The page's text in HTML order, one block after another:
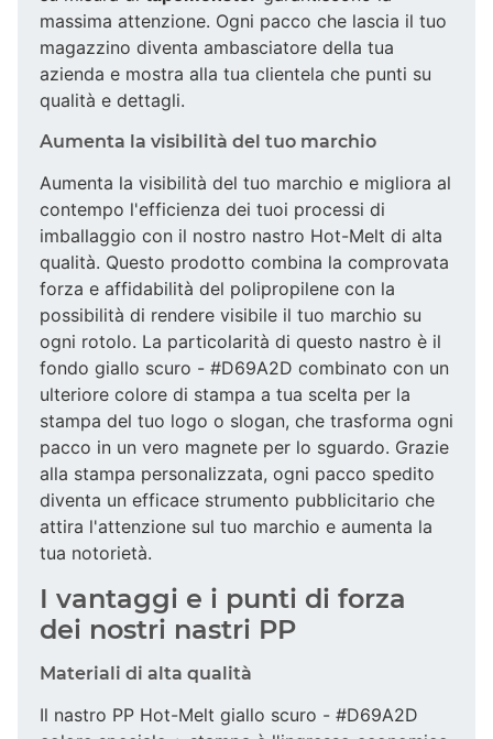
massima attenzione. Ogni pacco che lascia il tuo
magazzino diventa ambasciatore della tua
azienda e mostra alla tua clientela che punti su
qualità e dettagli.
Aumenta la visibilità del tuo marchio
Aumenta la visibilità del tuo marchio e migliora al
contempo l'efficienza dei tuoi processi di
imballaggio con il nostro nastro Hot-Melt di alta
qualità. Questo prodotto combina la comprovata
forza e affidabilità del polipropilene con la
possibilità di rendere visibile il tuo marchio su
ogni rotolo. La particolarità di questo nastro è il
fondo giallo scuro - #D69A2D combinato con un
ulteriore colore di stampa a tua scelta per la
stampa del tuo logo o slogan, che trasforma ogni
pacco in un vero magnete per lo sguardo. Grazie
alla stampa personalizzata, ogni pacco spedito
diventa un efficace strumento pubblicitario che
attira l'attenzione sul tuo marchio e aumenta la
tua notorietà.
I vantaggi e i punti di forza
dei nostri nastri PP
Materiali di alta qualità
Il nastro PP Hot-Melt giallo scuro - #D69A2D